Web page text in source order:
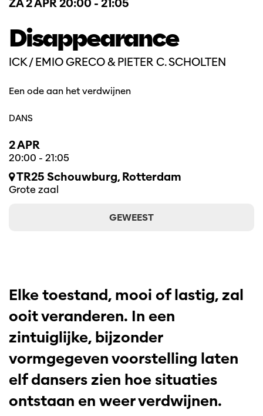
Disappearance
ICK / EMIO GRECO & PIETER C. SCHOLTEN
ZA 2 APR20:00 - 21:05
Een ode aan het verdwijnen
DANS
2 APR
20:00 - 21:05
TR25 Schouwburg, Rotterdam
Grote zaal
GEWEEST
Elke toestand, mooi of lastig, zal
ooit veranderen. In een
zintuiglijke, bijzonder
vormgegeven voorstelling laten
elf dansers zien hoe situaties
ontstaan en weer verdwijnen.